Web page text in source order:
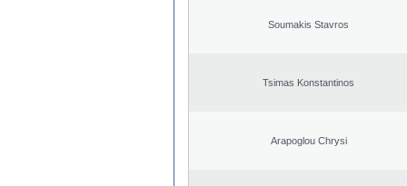
Soumakis Stavros
Tsimas Konstantinos
Arapoglou Chrysi